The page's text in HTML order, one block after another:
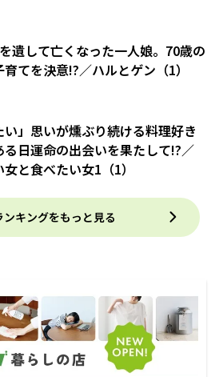
遺して亡くなった一人娘。70歳の
てを決意!?／ハルとゲン（1）
い」思いが燻ぶり続ける料理好き
る日運命の出会いを果たして!?／
と食べたい女1（1）
キングをもっと見る